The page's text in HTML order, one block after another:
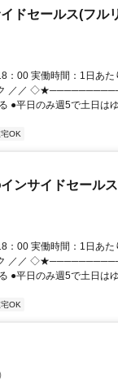
ドセールス(フル
：00 実働時間：1日あた
ーク ／／
●平日のみ週5で土日は
OK
ンサイドセール
：00 実働時間：1日あた
ーク ／／
●平日のみ週5で土日は
OK